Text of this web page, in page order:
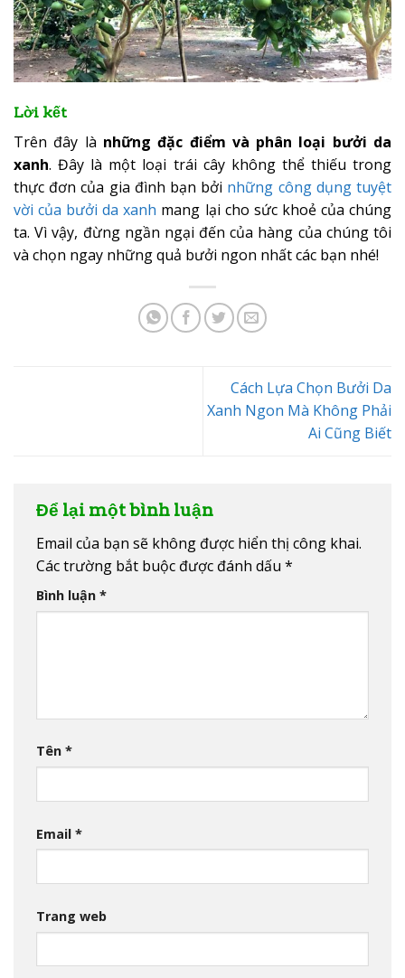
Lời kết
Trên đây là những đặc điểm và phân loại bưởi da
xanh. Đây là một loại trái cây không thể thiếu trong
thực đơn của gia đình bạn bởi những công dụng tuyệt
vời của bưởi da xanh mang lại cho sức khoẻ của chúng
ta. Vì vậy, đừng ngần ngại đến của hàng của chúng tôi
và chọn ngay những quả bưởi ngon nhất các bạn nhé!
Cách Lựa Chọn Bưởi Da
Xanh Ngon Mà Không Phải
Ai Cũng Biết
Để lại một bình luận
Email của bạn sẽ không được hiển thị công khai.
Các trường bắt buộc được đánh dấu *
Bình luận *
Tên *
Email *
Trang web